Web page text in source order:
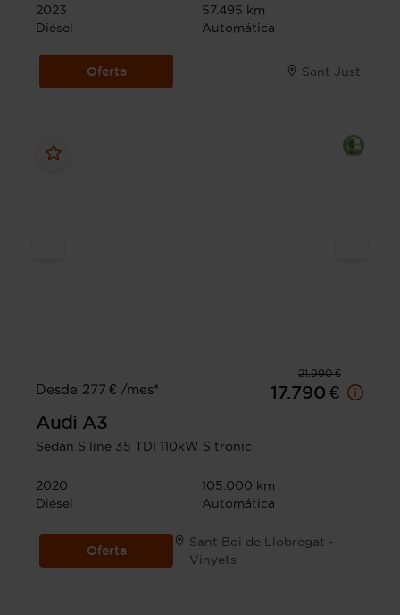
2023
57.495 km
Diésel
Automática
Oferta Sant Just
21.990 €
Desde 277 € /mes*
17.790 €
Audi A3
Sedan S line 35 TDI 110kW S tronic
2020
105.000 km
Diésel
Automática
Oferta
Sant Boi de Llobregat -
Vinyets